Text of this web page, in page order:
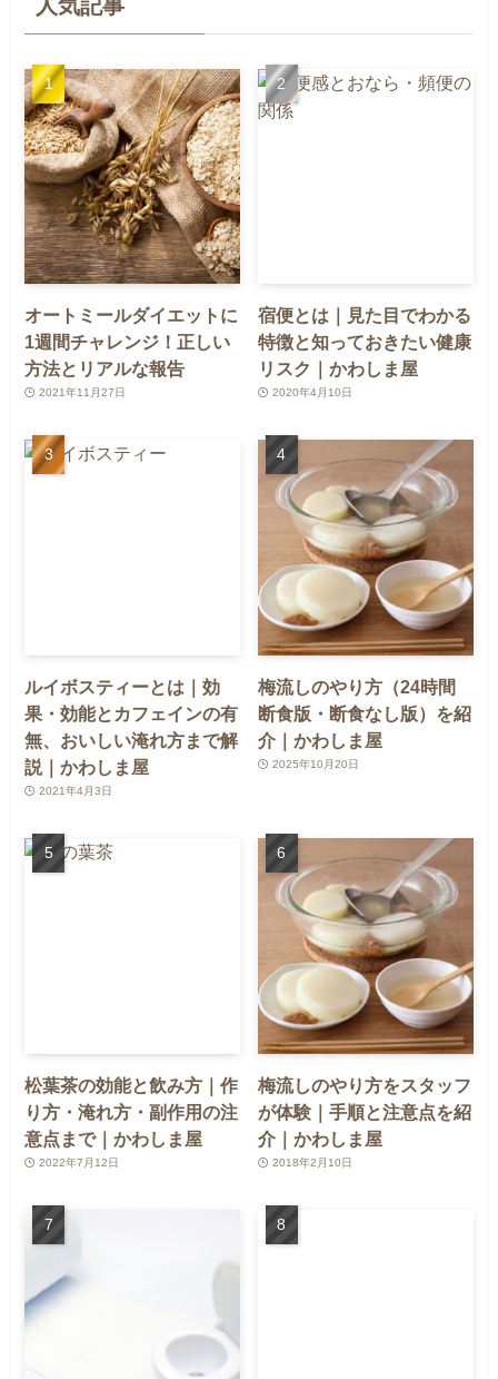
人気記事
オートミールダイエットに
1週間チャレンジ！正しい
方法とリアルな報告
2021年11月27日
宿便とは｜見た目でわかる
特徴と知っておきたい健康
リスク｜かわしま屋
2020年4月10日
ルイボスティーとは｜効
果・効能とカフェインの有
無、おいしい淹れ方まで解
説｜かわしま屋
2021年4月3日
梅流しのやり方（24時間
断食版・断食なし版）を紹
介｜かわしま屋
2025年10月20日
松葉茶の効能と飲み方｜作
り方・淹れ方・副作用の注
意点まで｜かわしま屋
2022年7月12日
梅流しのやり方をスタッフ
が体験｜手順と注意点を紹
介｜かわしま屋
2018年2月10日